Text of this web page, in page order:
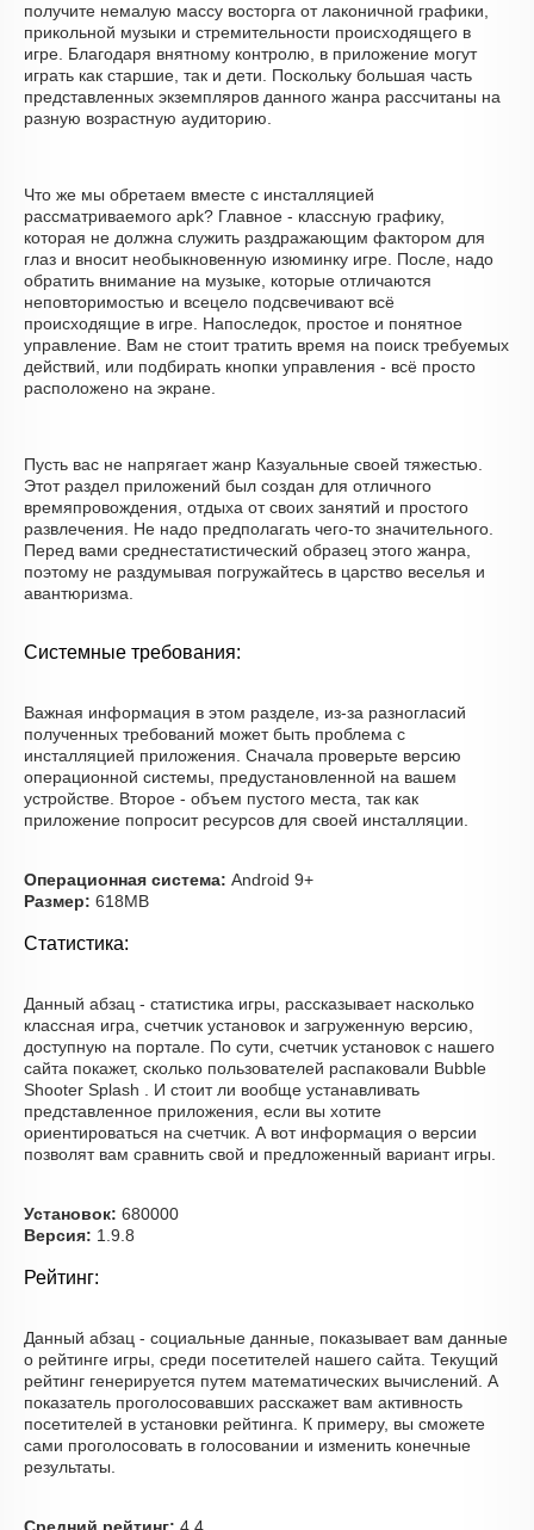
получите немалую массу восторга от лаконичной графики,
прикольной музыки и стремительности происходящего в
игре. Благодаря внятному контролю, в приложение могут
играть как старшие, так и дети. Поскольку большая часть
представленных экземпляров данного жанра рассчитаны на
разную возрастную аудиторию.
Что же мы обретаем вместе с инсталляцией
рассматриваемого apk? Главное - классную графику,
которая не должна служить раздражающим фактором для
глаз и вносит необыкновенную изюминку игре. После, надо
обратить внимание на музыке, которые отличаются
неповторимостью и всецело подсвечивают всё
происходящие в игре. Напоследок, простое и понятное
управление. Вам не стоит тратить время на поиск требуемых
действий, или подбирать кнопки управления - всё просто
расположено на экране.
Пусть вас не напрягает жанр Казуальные своей тяжестью.
Этот раздел приложений был создан для отличного
времяпровождения, отдыха от своих занятий и простого
развлечения. Не надо предполагать чего-то значительного.
Перед вами среднестатистический образец этого жанра,
поэтому не раздумывая погружайтесь в царство веселья и
авантюризма.
Системные требования:
Важная информация в этом разделе, из-за разногласий
полученных требований может быть проблема с
инсталляцией приложения. Сначала проверьте версию
операционной системы, предустановленной на вашем
устройстве. Второе - объем пустого места, так как
приложение попросит ресурсов для своей инсталляции.
Операционная система: Android 9+
Размер: 618MB
Статистика:
Данный абзац - статистика игры, рассказывает насколько
классная игра, счетчик установок и загруженную версию,
доступную на портале. По сути, счетчик установок с нашего
сайта покажет, сколько пользователей распаковали Bubble
Shooter Splash . И стоит ли вообще устанавливать
представленное приложения, если вы хотите
ориентироваться на счетчик. А вот информация о версии
позволят вам сравнить свой и предложенный вариант игры.
Установок: 680000
Версия: 1.9.8
Рейтинг:
Данный абзац - социальные данные, показывает вам данные
о рейтинге игры, среди посетителей нашего сайта. Текущий
рейтинг генерируется путем математических вычислений. А
показатель проголосовавших расскажет вам активность
посетителей в установки рейтинга. К примеру, вы сможете
сами проголосовать в голосовании и изменить конечные
результаты.